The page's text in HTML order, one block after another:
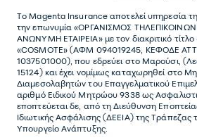
ΤοMagenta Insuranceαποτελεί υπηρεσία
την επωνυµία «ΟΡΓΑΝΙΣΜΟΣ
ΑΝΩΝΥΜΗ ΕΤΑΙΡΕΙΑ» µε τον διακριτικό
«COSMOTE» (ΑΦΜ 094019245, ΚΕΦΟΔΕ
1037501000), που εδρεύει στο Μαρούσι,
15124) και έχει νοµίµως καταχωρηθεί στο
Διαµεσολαβητών του Επαγγελµατικού
αριθµό Ειδικού Μητρώου 9338 ως
εποπτεύεται δε, από τη Διεύθυνση
Ιδιωτικής Ασφάλισης (ΔΕΕΙΑ) της Τράπεζας
Υπουργείο Ανάπτυξης.